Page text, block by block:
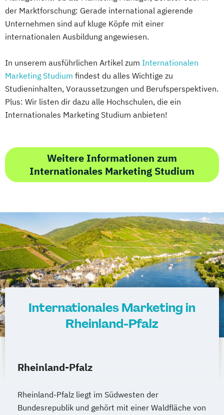
der Marktforschung: Gerade international agierende
Unternehmen sind auf kluge Köpfe mit einer
internationalen Ausbildung angewiesen.
In unserem ausführlichen Artikel zum Internationalen
Marketing Studium findest du alles Wichtige zu
Studieninhalten, Voraussetzungen und Berufsperspektiven.
Plus: Wir listen dir dazu alle Hochschulen, die ein
Internationales Marketing Studium anbieten!
Weitere Informationen zum
Internationales Marketing Studium
Internationales Marketing in
Rheinland-Pfalz
Rheinland-Pfalz
Rheinland-Pfalz liegt im Südwesten der
Bundesrepublik und gehört mit einer Waldfläche von